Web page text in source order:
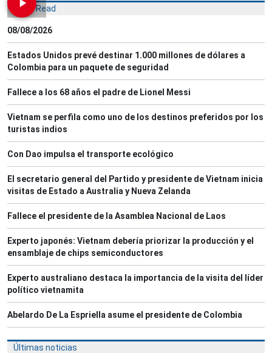
Most Read
08/08/2026
Estados Unidos prevé destinar 1.000 millones de dólares a
Colombia para un paquete de seguridad
Fallece a los 68 años el padre de Lionel Messi
Vietnam se perfila como uno de los destinos preferidos por los
turistas indios
Con Dao impulsa el transporte ecológico
El secretario general del Partido y presidente de Vietnam inicia
visitas de Estado a Australia y Nueva Zelanda
Fallece el presidente de la Asamblea Nacional de Laos
Experto japonés: Vietnam debería priorizar la producción y el
ensamblaje de chips semiconductores
Experto australiano destaca la importancia de la visita del líder
político vietnamita
Abelardo De La Espriella asume el presidente de Colombia
Últimas noticias